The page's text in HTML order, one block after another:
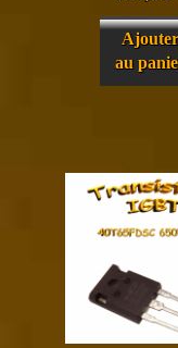
au